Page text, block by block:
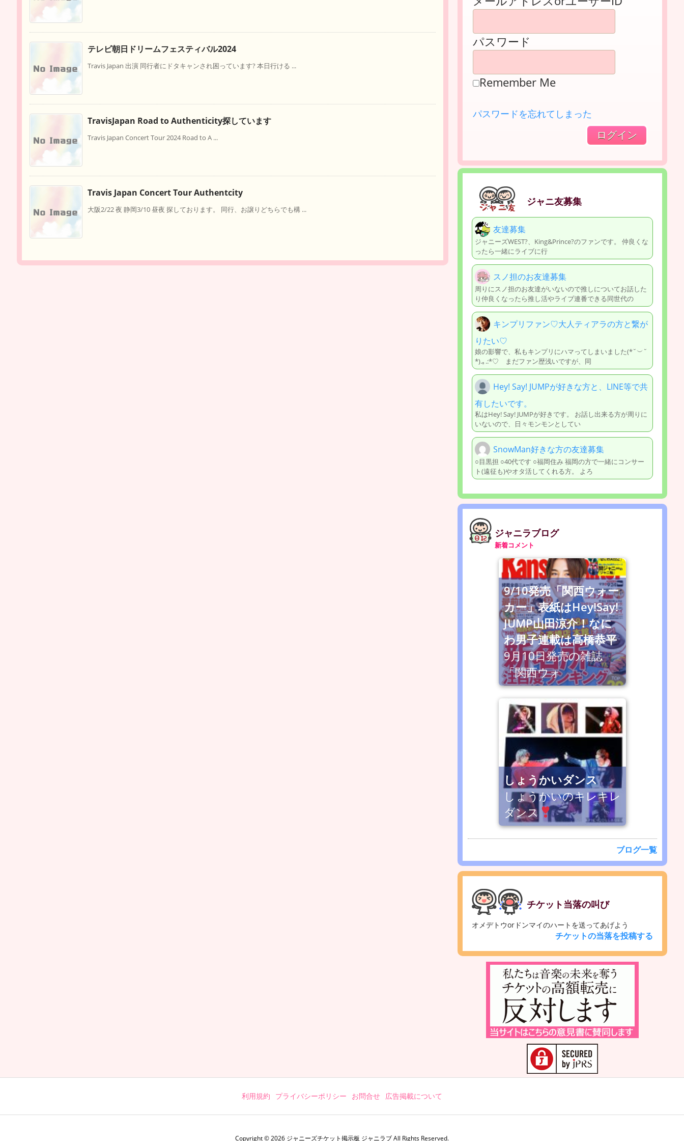
テレビ朝日ドリームフェスティバル2024
Travis Japan 出演 同行者にドタキャンされ困っています? 本日行ける ...
TravisJapan Road to Authenticity探しています
Travis Japan Concert Tour 2024 Road to A ...
Travis Japan Concert Tour Authentcity
大阪2/22 夜 静岡3/10 昼夜 探しております。 同行、お譲りどちらでも構 ...
パスワード
Remember Me
パスワードを忘れてしまった
ジャニ友募集
友達募集
ジャニーズWEST?、King&Prince?のファンです。 仲良くな
ったら一緒にライブに行
スノ担のお友達募集
周りにスノ担のお友達がいないので推しについてお話した
り仲良くなったら推し活やライブ連番できる同世代の
キンプリファン♡大人ティアラの方と繋が
りたい♡
娘の影響で、私もキンプリにハマってしまいました(*˘︶˘
*).｡.:*♡ まだファン歴浅いですが、同
Hey! Say! JUMPが好きな方と、LINE等で共
有したいです。
私はHey! Say! JUMPが好きです。 お話し出来る方が周りに
いないので、日々モンモンとしてい
SnowMan好きな方の友達募集
○目黒担 ○40代です ○福岡住み 福岡の方で一緒にコンサー
ト(遠征も)やオタ活してくれる方。 よろ
ジャニラブログ
新着コメント
9/10発売「関西ウォー
カー」表紙はHey!Say!
JUMP山田涼介！なに
わ男子連載は高橋恭平
9月10日発売の雑誌
「関西ウォ
しょうかいダンス
しょうかいのキレキレ
ダンス
ブログ一覧
チケット当落の叫び
オメデトウorドンマイのハートを送ってあげよう
チケットの当落を投稿する
利用規約 プライバシーポリシー お問合せ 広告掲載について
Copyright ©2026 ジャニーズチケット掲示板 ジャニラブAll Rights Reserved.